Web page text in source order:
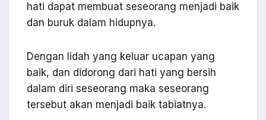
hati dapat membuat seseorang menjadi baik
dan buruk dalam hidupnya.
Dengan lidah yang keluar ucapan yang
baik, dan didorong dari hati yang bersih
dalam diri seseorang maka seseorang
tersebut akan menjadi baik tabiatnya.